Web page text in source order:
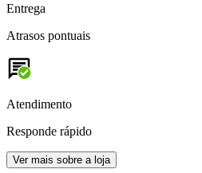
Entrega
Atrasos pontuais
Atendimento
Responde rápido
Ver mais sobre a loja